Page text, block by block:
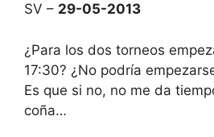
SV – 29-05-2013
¿Para los dos torneos
17:30? ¿No podría
Es que si no, no me da
coña…